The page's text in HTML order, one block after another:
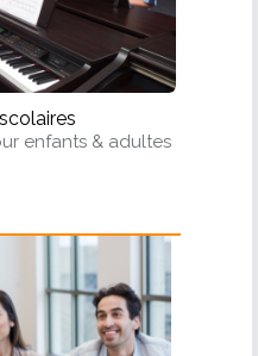
enfants & adultes